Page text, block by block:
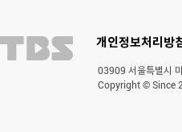
개인정보처리방
03909 서울특별시
Copyright © Since